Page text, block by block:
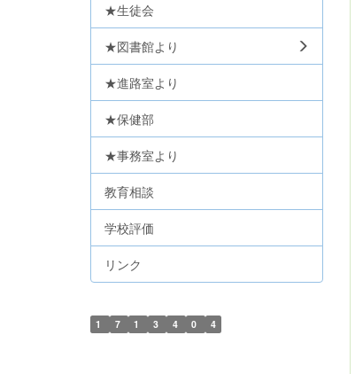
★生徒会
★図書館より
★進路室より
★保健部
★事務室より
教育相談
学校評価
リンク
1 7 1 3 4 0 4